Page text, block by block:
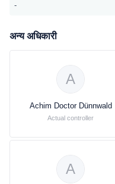
-
अन्य अधिकारी
A
Achim Doctor Dünnwald
Actual controller
A